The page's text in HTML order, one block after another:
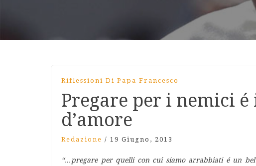
Riflessioni Di Papa Francesco
Pregare per i nemici
d’amore
Redazione / 19 Giugno, 2013
“…pregare per quelli con cui siamo arrabbiati é un bel